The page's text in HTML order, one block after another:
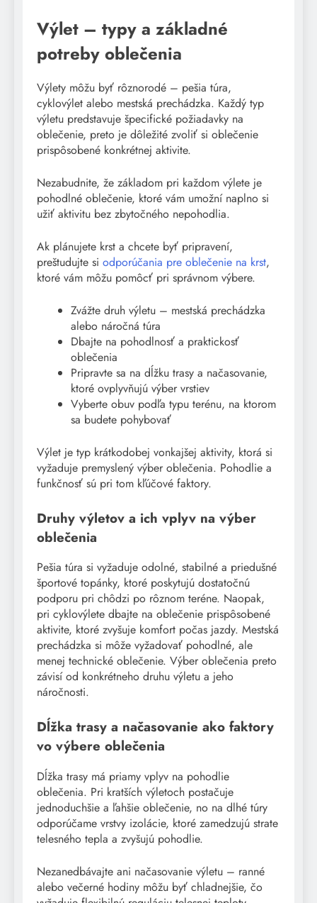
Výlet – typy a základné
potreby oblečenia
Výlety môžu byť rôznorodé – pešia túra,
cyklovýlet alebo mestská prechádzka. Každý typ
výletu predstavuje špecifické požiadavky na
oblečenie, preto je dôležité zvoliť si oblečenie
prispôsobené konkrétnej aktivite.
Nezabudnite, že základom pri každom výlete je
pohodlné oblečenie, ktoré vám umožní naplno si
užiť aktivitu bez zbytočného nepohodlia.
Ak plánujete krst a chcete byť pripravení,
preštudujte si odporúčania pre oblečenie na krst,
ktoré vám môžu pomôcť pri správnom výbere.
Zvážte druh výletu – mestská prechádzka
alebo náročná túra
Dbajte na pohodlnosť a praktickosť
oblečenia
Pripravte sa na dĺžku trasy a načasovanie,
ktoré ovplyvňujú výber vrstiev
Vyberte obuv podľa typu terénu, na ktorom
sa budete pohybovať
Výlet je typ krátkodobej vonkajšej aktivity, ktorá si
vyžaduje premyslený výber oblečenia. Pohodlie a
funkčnosť sú pri tom kľúčové faktory.
Druhy výletov a ich vplyv na výber
oblečenia
Pešia túra si vyžaduje odolné, stabilné a priedušné
športové topánky, ktoré poskytujú dostatočnú
podporu pri chôdzi po rôznom teréne. Naopak,
pri cyklovýlete dbajte na oblečenie prispôsobené
aktivite, ktoré zvyšuje komfort počas jazdy. Mestská
prechádzka si môže vyžadovať pohodlné, ale
menej technické oblečenie. Výber oblečenia preto
závisí od konkrétneho druhu výletu a jeho
náročnosti.
Dĺžka trasy a načasovanie ako faktory
vo výbere oblečenia
Dĺžka trasy má priamy vplyv na pohodlie
oblečenia. Pri kratších výletoch postačuje
jednoduchšie a ľahšie oblečenie, no na dlhé túry
odporúčame vrstvy izolácie, ktoré zamedzujú strate
telesného tepla a zvyšujú pohodlie.
Nezanedbávajte ani načasovanie výletu – ranné
alebo večerné hodiny môžu byť chladnejšie, čo